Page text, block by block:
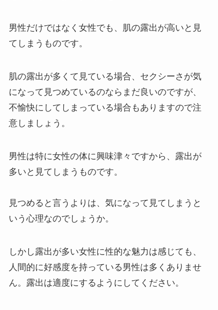
男性だけではなく女性でも、肌の露出が高いと見
てしまうものです。
肌の露出が多くて見ている場合、セクシーさが気
になって見つめているのならまだ良いのですが、
不愉快にしてしまっている場合もありますので注
意しましょう。
男性は特に女性の体に興味津々ですから、露出が
多いと見てしまうものです。
見つめると言うよりは、気になって見てしまうと
いう心理なのでしょうか。
しかし露出が多い女性に性的な魅力は感じても、
人間的に好感度を持っている男性は多くありませ
ん。露出は適度にするようにしてください。